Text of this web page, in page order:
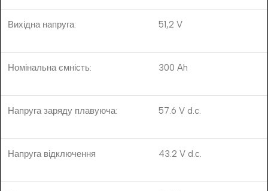
Вихідна напруга: 51,2 V
Номінальна ємність: 300 Ah
Напруга заряду плавуюча: 57.6 V d.c.
Напруга відключення 43.2 V d.с.